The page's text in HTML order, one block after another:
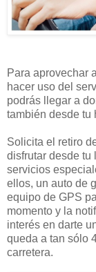
Para aprovechar
hacer uso del
podrás llegar a
también desde tu
Solicita el retiro
disfrutar desde tu
servicios
ellos, un auto de
equipo de GPS
momento y la
interés en darte
queda a tan sólo
carretera.